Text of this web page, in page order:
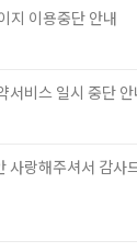
지 이용중단 안내
서비스 일시 중단
사랑해주셔서 감사